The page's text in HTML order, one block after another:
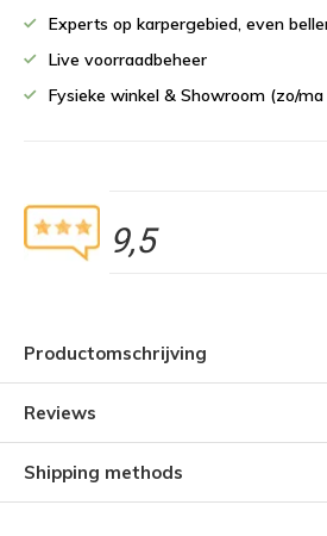
Experts op karpergebied, even
Live voorraadbeheer
Fysieke winkel & Showroom (zo/
9,5
Productomschrijving
Reviews
Shipping methods